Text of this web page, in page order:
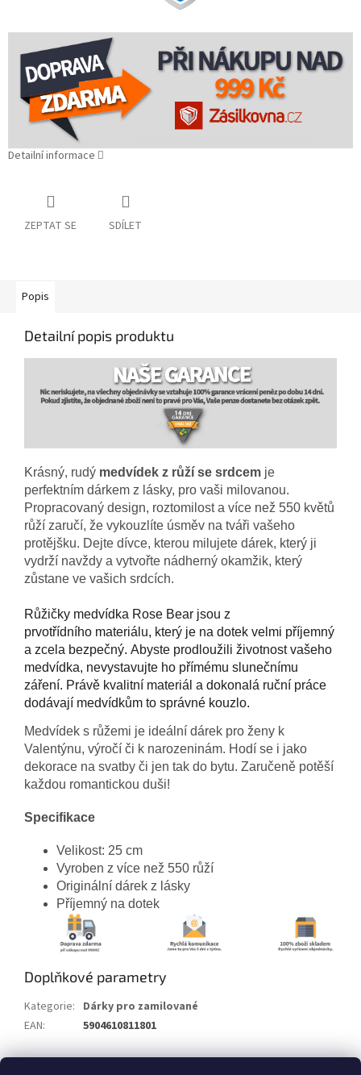
Detailní informace
ZEPTAT SE SDÍLET
Popis
Detailní popis produktu
Krásný, rudý medvídek z růží se srdcem je
perfektním dárkem z lásky, pro vaši milovanou.
Propracovaný design, roztomilost a více než 550 květů
růží zaručí, že vykouzlíte úsměv na tváři vašeho
protějšku. Dejte dívce, kterou milujete dárek, který ji
vydrží navždy a vytvořte nádherný okamžik, který
zůstane ve vašich srdcích.
Růžičky medvídka Rose Bear jsou z
prvotřídního materiálu, který je na dotek velmi příjemný
a zcela bezpečný. Abyste prodloužili životnost vašeho
medvídka, nevystavujte ho přímému slunečnímu
záření. Právě kvalitní materiál a dokonalá ruční práce
dodávají medvídkům to správné kouzlo.
Medvídek s růžemi je ideální dárek pro ženy k
Valentýnu, výročí či k narozeninám. Hodí se i jako
dekorace na svatby či jen tak do bytu. Zaručeně potěší
každou romantickou duši!
Specifikace
Velikost: 25 cm
Vyroben z více než 550 růží
Originální dárek z lásky
Příjemný na dotek
Doplňkové parametry
Kategorie: Dárky pro zamilované
EAN: 5904610811801